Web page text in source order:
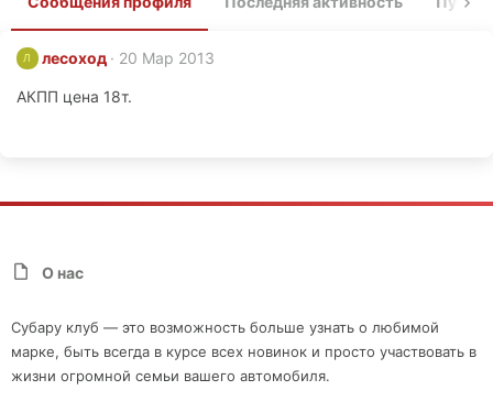
Л лесоход 20 Мар 2013
АКПП цена 18т.
О нас
Субару клуб — это возможность больше узнать о любимой
марке, быть всегда в курсе всех новинок и просто участвовать в
жизни огромной семьи вашего автомобиля.